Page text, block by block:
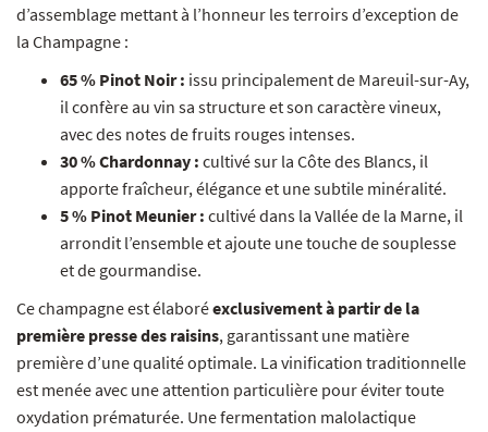
d’assemblage mettant à l’honneur les terroirs d’exception de
la Champagne :
65 % Pinot Noir : issu principalement de Mareuil-sur-Ay,
il confère au vin sa structure et son caractère vineux,
avec des notes de fruits rouges intenses.
30 % Chardonnay : cultivé sur la Côte des Blancs, il
apporte fraîcheur, élégance et une subtile minéralité.
5 % Pinot Meunier : cultivé dans la Vallée de la Marne, il
arrondit l’ensemble et ajoute une touche de souplesse
et de gourmandise.
Ce champagne est élaboréexclusivement à partir de la
première presse des raisins, garantissant une matière
première d’une qualité optimale. La vinification traditionnelle
est menée avec une attention particulière pour éviter toute
oxydation prématurée. Une fermentation malolactique